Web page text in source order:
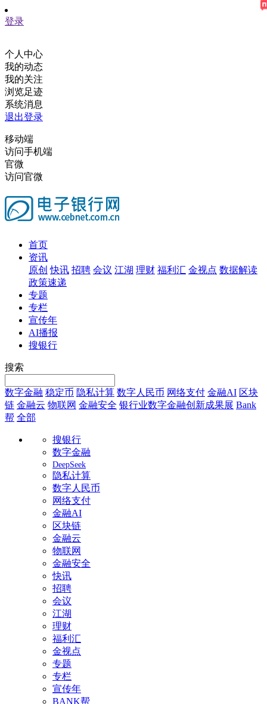
登录
个人中心
我的动态
我的关注
浏览足迹
系统消息
退出登录
移动端
访问手机端
官微
访问官微
首页
资讯
原创 快讯 招聘 会议 江湖 理财 福利汇 金视点 数据解读
政策速递
专题
专栏
宣传年
AI播报
搜银行
搜索
数字金融 稳定币 隐私计算 数字人民币 网络支付 金融AI 区块
链 金融云 物联网 金融安全 银行业数字金融创新成果展 Bank
帮 全部
搜银行
数字金融
DeepSeek
隐私计算
数字人民币
网络支付
金融AI
区块链
金融云
物联网
金融安全
快讯
招聘
会议
江湖
理财
福利汇
金视点
专题
专栏
宣传年
BANK帮